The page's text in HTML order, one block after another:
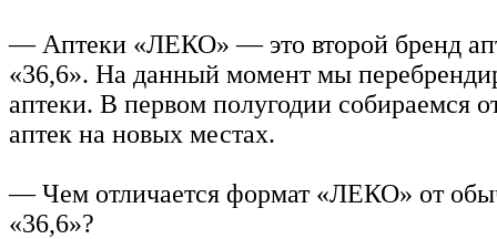
— Аптеки «ЛЕКО» — это второй бренд
«36,6». На данный момент мы
аптеки. В первом полугодии собираемся
аптек на новых местах.
— Чем отличается формат «ЛЕКО» от
«36,6»?